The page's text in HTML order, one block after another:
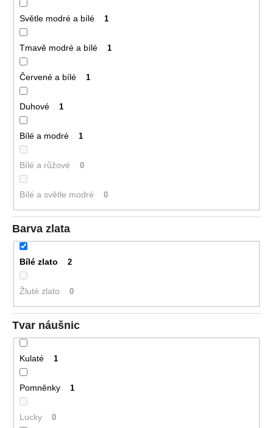
Světle modré a bílé 1
Tmavě modré a bílé 1
Červené a bílé 1
Duhové 1
Bílé a modré 1
Bílé a růžové 0
Bílé a světle modré 0
Barva zlata
Bílé zlato 2
Žluté zlato 0
Tvar náušnic
Kulaté 1
Pomněnky 1
Lucky 0